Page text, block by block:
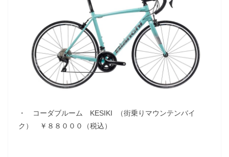
・ コーダブルーム KESIKI （街乗りマウンテンバイ
ク） ￥８８０００（税込）